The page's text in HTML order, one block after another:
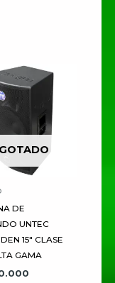
DE
UNTEC
15″ CLASE
GAMA